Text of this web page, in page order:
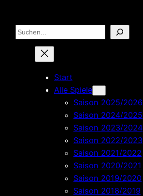
Inhalt
springen
Suchen
Start
Alle Spiele
Saison 2025/2026
Saison 2024/2025
Saison 2023/2024
Saison 2022/2023
Saison 2021/2022
Saison 2020/2021
Saison 2019/2020
Saison 2018/2019